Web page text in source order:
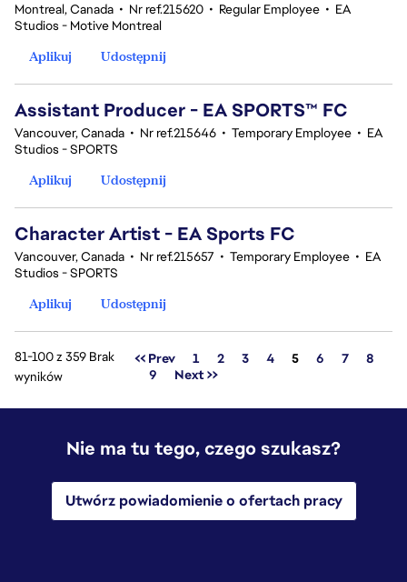
Montreal, Canada • Nr ref.215620 • Regular Employee • EA
Studios - Motive Montreal
Aplikuj
Udostępnij
Assistant Producer - EA SPORTS™ FC
Vancouver, Canada • Nr ref.215646 • Temporary Employee • EA
Studios - SPORTS
Aplikuj
Udostępnij
Character Artist - EA Sports FC
Vancouver, Canada • Nr ref.215657 • Temporary Employee • EA
Studios - SPORTS
Aplikuj
Udostępnij
81-100 z 359 Brak
wyników
<< Prev 1 2 3 4 Strona
5 6 7
8
9
Next >>
Nie ma tu tego, czego szukasz?
Utwórz powiadomienie o ofertach pracy